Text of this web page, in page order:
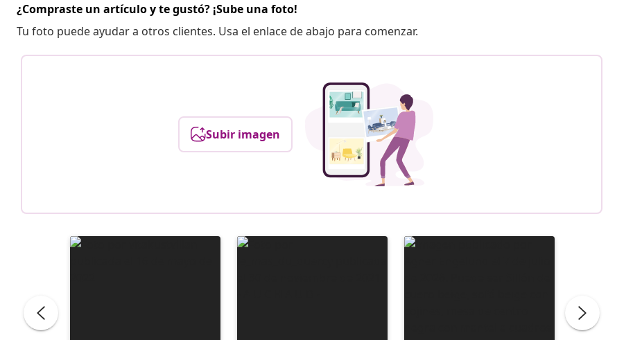
¿Compraste un artículo y te gustó? ¡Sube una foto!
Tu foto puede ayudar a otros clientes. Usa el enlace de abajo para comenzar.
Subir imagen